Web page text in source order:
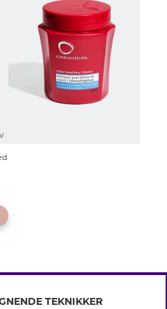
TEKNIKKER